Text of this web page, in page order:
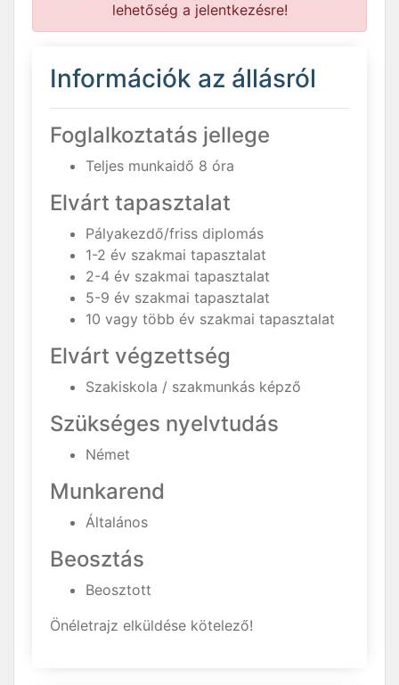
lehetőség a jelentkezésre!
Információk az állásról
Foglalkoztatás jellege
Teljes munkaidő 8 óra
Elvárt tapasztalat
Pályakezdő/friss diplomás
1-2 év szakmai tapasztalat
2-4 év szakmai tapasztalat
5-9 év szakmai tapasztalat
10 vagy több év szakmai tapasztalat
Elvárt végzettség
Szakiskola / szakmunkás képző
Szükséges nyelvtudás
Német
Munkarend
Általános
Beosztás
Beosztott
Önéletrajz elküldése kötelező!